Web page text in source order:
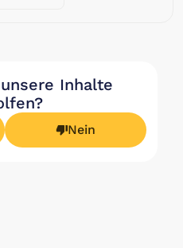
Inhalte
Nein